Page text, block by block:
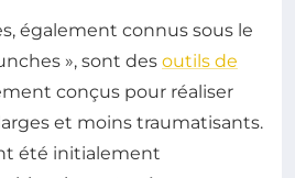
également connus sous le
», sont des outils de
conçus pour réaliser
et moins traumatisants.
été initialement